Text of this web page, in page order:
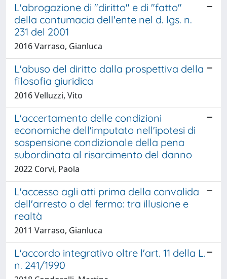
L'abrogazione di "diritto" e di "fatto"
della contumacia dell'ente nel d. lgs. n.
231 del 2001
2016 Varraso, Gianluca
L'abuso del diritto dalla prospettiva della
filosofia giuridica
2016 Velluzzi, Vito
L'accertamento delle condizioni
economiche dell'imputato nell'ipotesi di
sospensione condizionale della pena
subordinata al risarcimento del danno
2022 Corvi, Paola
L'accesso agli atti prima della convalida
dell'arresto o del fermo: tra illusione e
realtà
2011 Varraso, Gianluca
L'accordo integrativo oltre l'art. 11 della L.
n. 241/1990